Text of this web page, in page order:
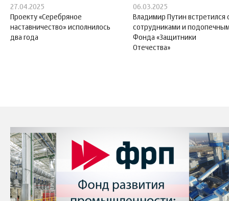
27.04.2025
Проекту «Серебряное
наставничество» исполнилось
два года
06.03.2025
Владимир Путин встретился
сотрудниками и
Фонда «Защитники
Отечества»